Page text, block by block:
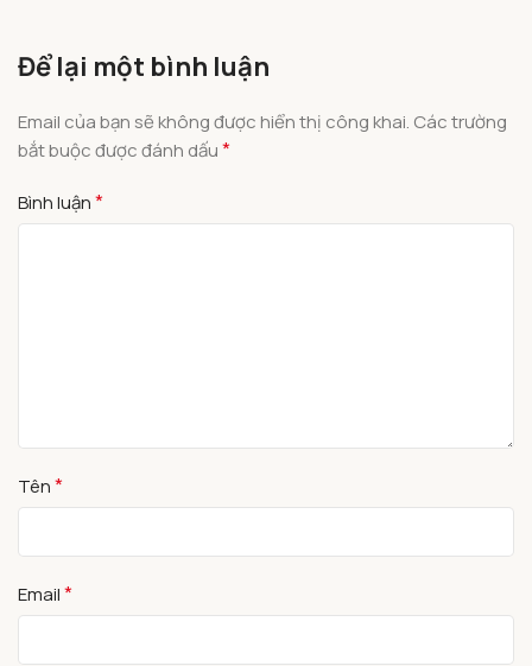
Để lại một bình luận
Email của bạn sẽ không được hiển thị công khai. Các trường
bắt buộc được đánh dấu*
Bình luận*
Tên*
Email*